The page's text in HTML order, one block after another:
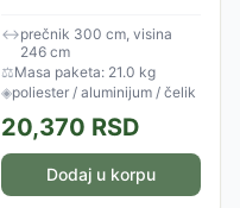
suncobran koji zabodete u
pesak pa molite boga da ga
prvi jači...
↔prečnik 300 cm, visina
246 cm
⚖Masa paketa: 21.0 kg
◈poliester / aluminijum / čelik
20,370 RSD
Dodaj u korpu